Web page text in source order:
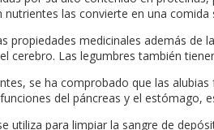
nutrientes las convierte en una
propiedades medicinales además de
cerebro. Las legumbres también
se ha comprobado que las
del páncreas y el estómago,
utiliza para limpiar la sangre de